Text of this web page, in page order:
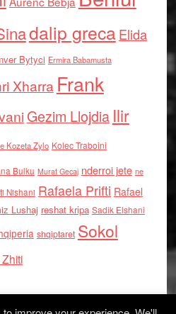
dalip grecaElida
Bytyci Ermira Babamusta
Xharra Frank
Gezim Llojdia Ilir
Kozeta Zylo Kolec Traboini
Bulku Murat Gecaj nderroi jete ne
Nishani Rafaela Prifti Rafael
Lushaj reshat kripa Sadik Elshani
shqiptaret Sokol